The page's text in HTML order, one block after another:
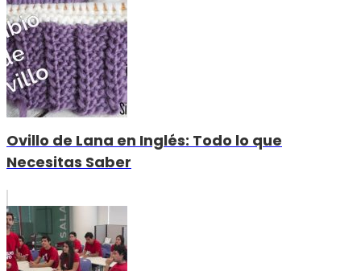
Ovillo de Lana en Inglés: Todo lo que
Necesitas Saber